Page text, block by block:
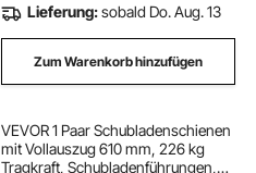
Lieferung:sobald Do. Aug. 13
Zum Warenkorb hinzufügen
VEVOR 1 Paar Schubladenschienen
mit Vollauszug 610 mm, 226 kg
Tragkraft, Schubladenführungen,